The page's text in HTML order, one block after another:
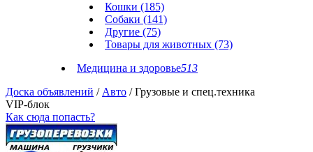
Кошки (185)
Собаки (141)
Другие (75)
Товары для животных (73)
Медицина и здоровье513
Доска объявлений / Авто / Грузовые и спец.техника
VIP-блок
Как сюда попасть?